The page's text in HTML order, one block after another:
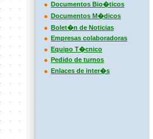
Documentos Bio�ticos
Documentos M�dicos
Bolet�n de Noticias
Empresas colaboradoras
Equipo T�cnico
Pedido de turnos
Enlaces de inter�s